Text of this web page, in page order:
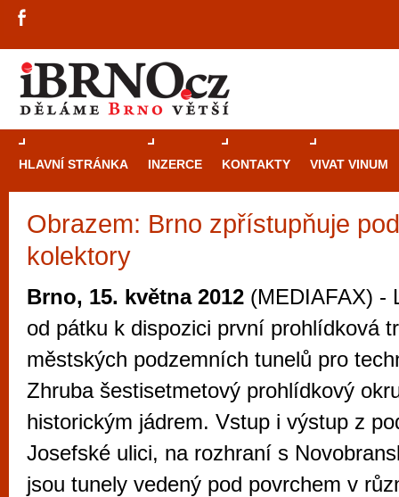
HLAVNÍ STRÁNKA INZERCE KONTAKTY VIVAT VINUM
Obrazem: Brno zpřístupňuje
kolektory
Brno, 15. května 2012 (MEDIAFAX) -
od pátku k dispozici první prohlídková
městských podzemních tunelů pro
Zhruba šestisetmetový prohlídkový
historickým jádrem. Vstup i výstup z
Josefské ulici, na rozhraní s
jsou tunely vedený pod povrchem v
Průvodce
Brno je
zajímavé
restaurace,
Mimo jiné je ale také místem, kde si
vyzkoušet různé kasinové hry. V
metropoli naleznete širokou nabídku her
po moderní automaty jak pro pravidelné
příležitostné hráče. V...